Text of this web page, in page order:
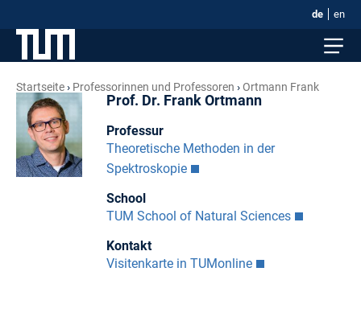
de en
Startseite Professorinnen und Professoren Ortmann Frank
Prof. Dr. Frank Ortmann
Professur
Theoretische Methoden in der
Spektroskopie
School
TUM School of Natural Sciences
Kontakt
Visitenkarte in TUMonline